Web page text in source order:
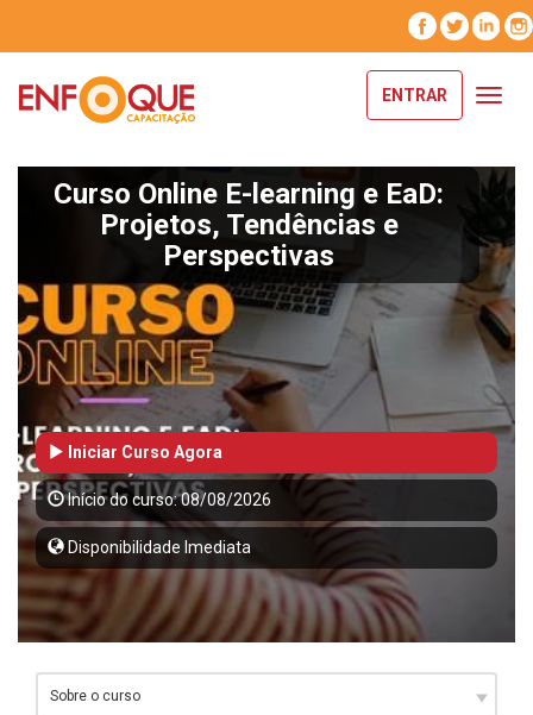
ENTRAR
Curso Online E-learning e EaD:
Projetos, Tendências e
Perspectivas
Iniciar Curso Agora
Início do curso: 08/08/2026
Disponibilidade Imediata